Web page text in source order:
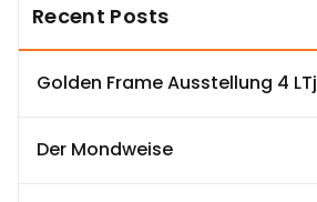
Recent Posts
Golden Frame Ausstellung 4 LTj
Der Mondweise